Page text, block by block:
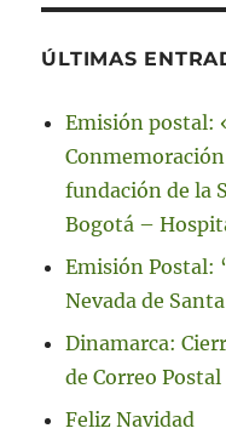
ÚLTIMAS
Emisión postal:
fundación de la
Bogotá –
Emisión Postal:
Nevada de
Dinamarca:
de Correo Postal
Feliz Navidad